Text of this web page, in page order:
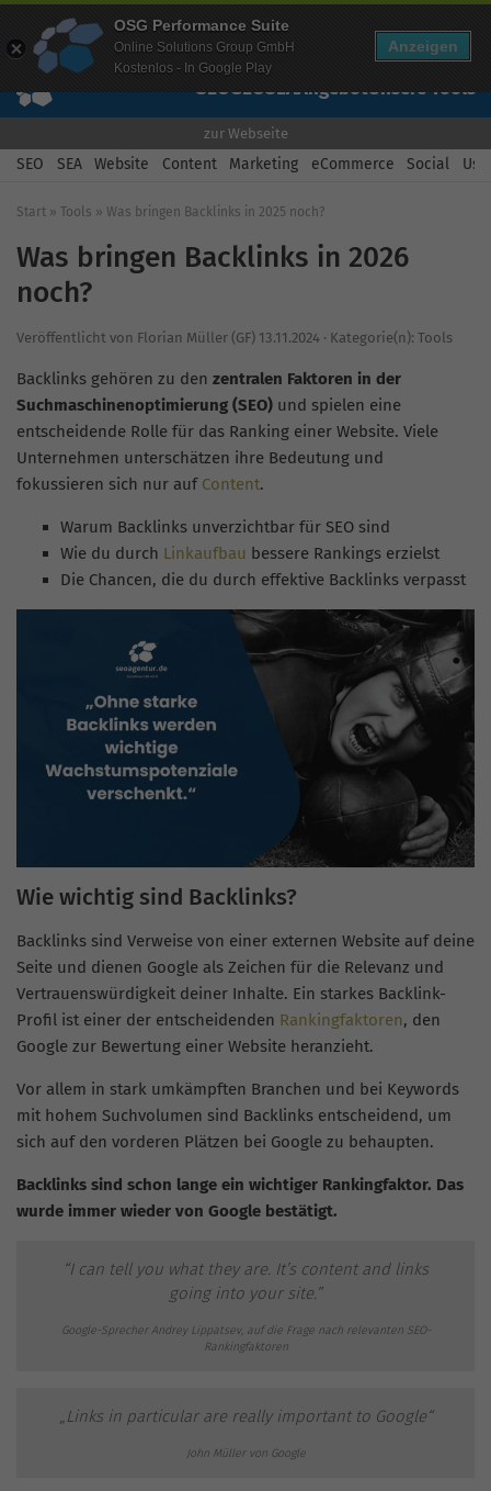
Wissen Free Checks Über uns Free Account
SEOGEOSEAAngebotUnsere Tools
zur Webseite
SEO SEA Website Content Marketing eCommerce Social
Start » Tools » Was bringen Backlinks in 2025 noch?
Was bringen Backlinks in 2026
noch?
Veröffentlicht von Florian Müller (GF) 13.11.2024 · Kategorie(n): Tools
Backlinks gehören zu den zentralen Faktoren in der
Suchmaschinenoptimierung (SEO) und spielen eine
entscheidende Rolle für das Ranking einer Website. Viele
Unternehmen unterschätzen ihre Bedeutung und
fokussieren sich nur auf Content.
Warum Backlinks unverzichtbar für SEO sind
Wie du durch Linkaufbau bessere Rankings erzielst
Die Chancen, die du durch effektive Backlinks verpasst
Wie wichtig sind Backlinks?
Backlinks sind Verweise von einer externen Website auf deine
Seite und dienen Google als Zeichen für die Relevanz und
Vertrauenswürdigkeit deiner Inhalte. Ein starkes Backlink-
Profil ist einer der entscheidenden Rankingfaktoren, den
Google zur Bewertung einer Website heranzieht.
Vor allem in stark umkämpften Branchen und bei Keywords
mit hohem Suchvolumen sind Backlinks entscheidend, um
sich auf den vorderen Plätzen bei Google zu behaupten.
Backlinks sind schon lange ein wichtiger Rankingfaktor. Das
wurde immer wieder von Google bestätigt.
“I can tellyou what theyare. It’s contentand links
going into your site.”
Google-Sprecher Andrey Lippatsev, auf die Frage nach relevanten SEO-
Rankingfaktoren
„Links in particular are really important to Google“
John Müller von Google
OSG Performance Suite
Online Solutions Group GmbH
Kostenlos - In Google Play
Anzeigen